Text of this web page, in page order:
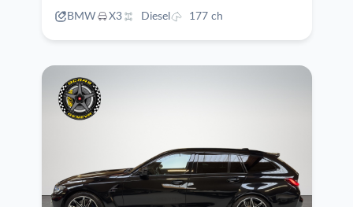
BMW X3 Diesel 177 ch